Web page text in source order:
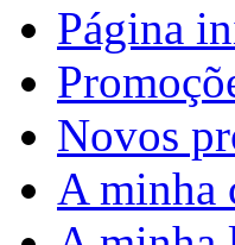
Página
Novos
A minha